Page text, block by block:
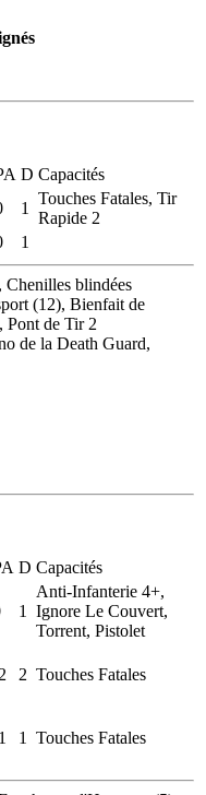
D Capacités
1
Touches Fatales, Tir
Rapide 2
1
blindées
(12), Bienfait de
Pont de Tir 2
de la Death Guard,
D Capacités
1
Anti-Infanterie 4+,
Ignore Le Couvert,
Torrent, Pistolet
2 Touches Fatales
1 Touches Fatales